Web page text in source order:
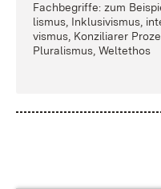
Fach­be­grif­fe: zum
lis­mus, In­k­lu­si­vis­mus,
vis­mus, Kon­zi­li­a­rer
Plu­ra­lis­mus, Welt­ethos